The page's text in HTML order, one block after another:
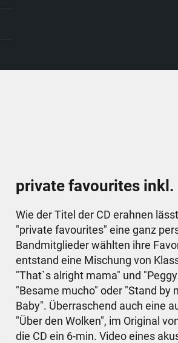
private favourites inkl.
Wie der Titel der CD erahnen
"private favourites" eine ganz
Bandmitglieder wählten ihre
entstand eine Mischung von
"That`s alright mama" und
"Besame mucho" oder "Stand by
Baby". Überraschend auch eine
"Über den Wolken", im Original
die CD ein 6-min. Video eines